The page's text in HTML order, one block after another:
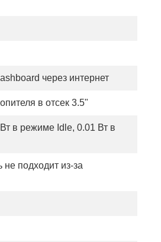
через интернет
в отсек 3.5"
в режиме Idle, 0.01 Вт в
подходит из-за